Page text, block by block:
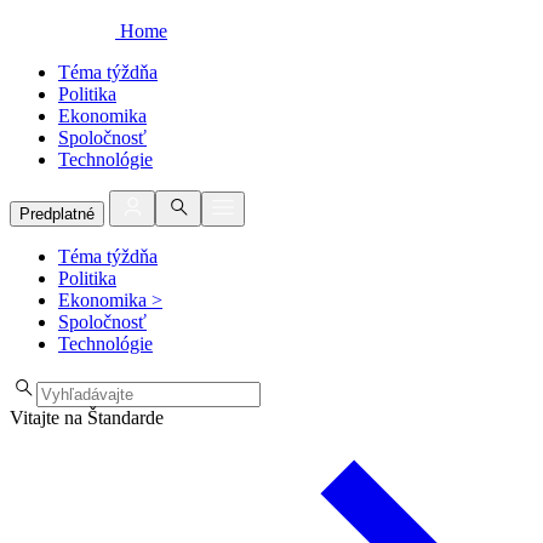
Home
Téma týždňa
Politika
Ekonomika
Spoločnosť
Technológie
Predplatné
Téma týždňa
Politika
Ekonomika >
Spoločnosť
Technológie
Vitajte na Štandarde